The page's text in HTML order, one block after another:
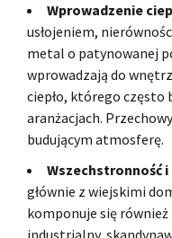
Wprowadzenie
usłojeniem,
metal o patynowanej
wprowadzają do
ciepło, którego
aranżacjach.
budującym atmosferę.
Wszechstronność
głównie z wiejskimi
komponuje się